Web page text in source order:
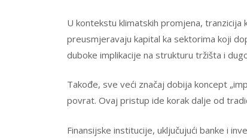
U kontekstu klimatskih promjena,
preusmjeravaju kapital ka sektorima koji
duboke implikacije na strukturu tržišta i
Takođe, sve veći značaj dobija koncept
povrat. Ovaj pristup ide korak dalje od
Finansijske institucije, uključujući banke i